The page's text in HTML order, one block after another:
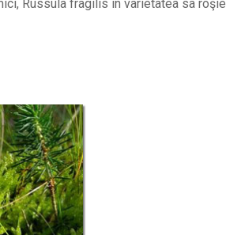
Russula fragilis în varietatea sa roşie.